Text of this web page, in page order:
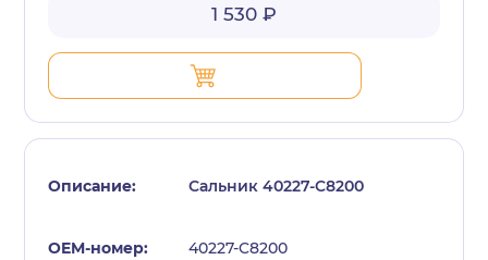
1 530 ₽
Сальник 40227-C8200
40227-C8200